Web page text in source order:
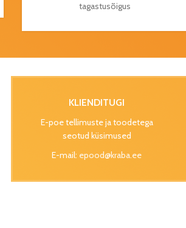
tagastusõigus
KLIENDITUGI
E-poe tellimuste ja toodetega
seotud küsimused
E-mail: epood@kraba.ee